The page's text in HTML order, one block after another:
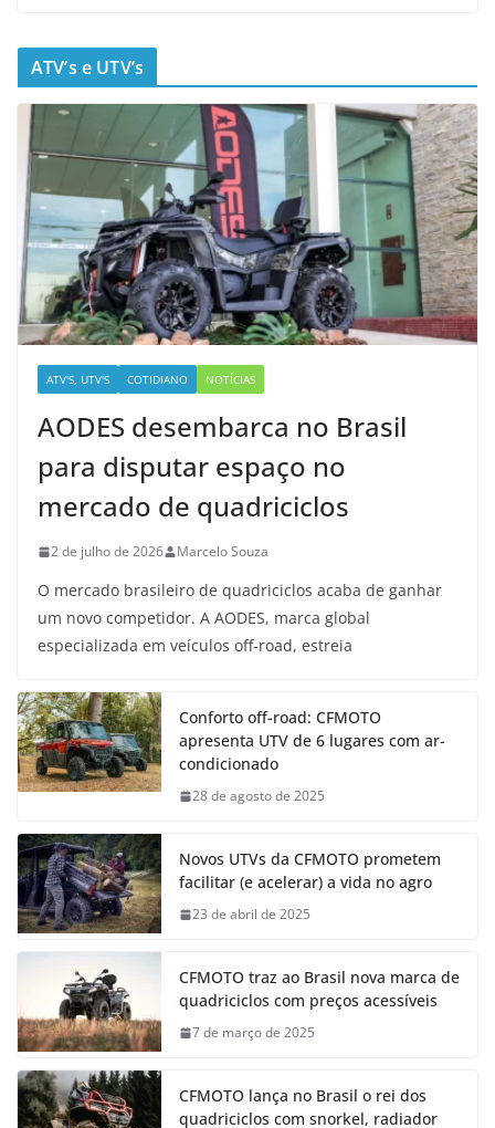
ATV’s e UTV’s
ATV'S, UTV'S COTIDIANO NOTÍCIAS
AODES desembarca no Brasil
para disputar espaço no
mercado de quadriciclos
2 de julho de 2026 Marcelo Souza
O mercado brasileiro de quadriciclos acaba de ganhar
um novo competidor. A AODES, marca global
especializada em veículos off-road, estreia
Conforto off-road: CFMOTO
apresenta UTV de 6 lugares com ar-
condicionado
28 de agosto de 2025
Novos UTVs da CFMOTO prometem
facilitar (e acelerar) a vida no agro
23 de abril de 2025
CFMOTO traz ao Brasil nova marca de
quadriciclos com preços acessíveis
7 de março de 2025
CFMOTO lança no Brasil o rei dos
quadriciclos com snorkel, radiador